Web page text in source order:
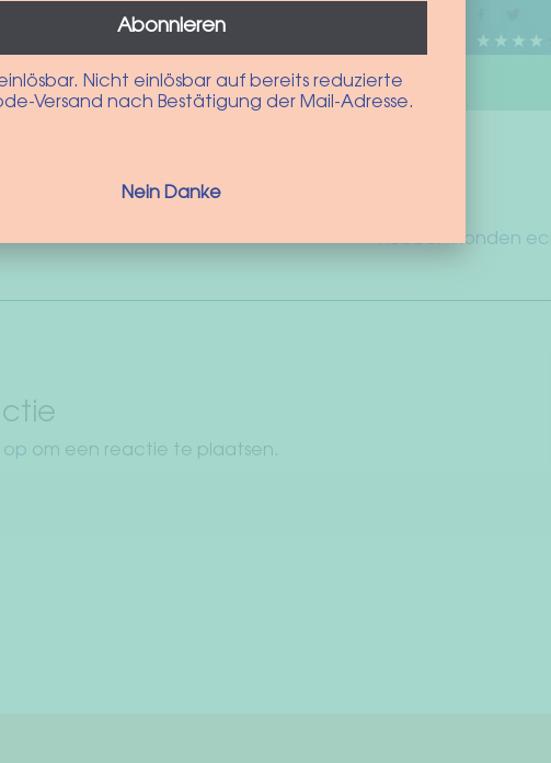
Hebben honden
op om een reactie te plaatsen.
Abonnieren
Nicht einlösbar auf bereits reduzierte
Versand nach Bestätigung der Mail-Adresse.
Nein Danke